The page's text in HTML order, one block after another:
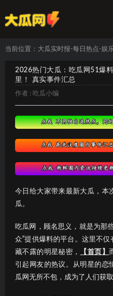
当前位置： 大瓜实时报-每日热点-娱
2026热门大瓜：吃瓜网51爆
里！ 真实事件汇总
作者 : 吃瓜小编
今日给大家带来最新大瓜，本
瓜。
吃瓜网，顾名思义，就是为那
众”提供爆料的平台。这里不
藏不露的明星秘密，
【首页】
引起网友的热议。从明星的恋
瓜网无所不包，成为了人们获